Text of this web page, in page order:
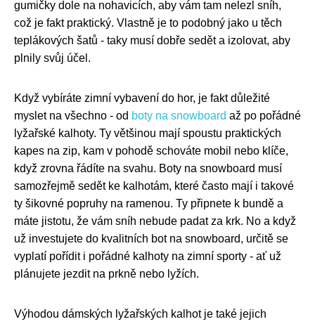
gumičky dole na nohavicích, aby vám tam nelezl sníh,
což je fakt praktický. Vlastně je to podobný jako u těch
teplákových šatů - taky musí dobře sedět a izolovat, aby
plnily svůj účel.
Když vybíráte zimní vybavení do hor, je fakt důležité
myslet na všechno - od boty na snowboard až po pořádné
lyžařské kalhoty. Ty většinou mají spoustu praktických
kapes na zip, kam v pohodě schováte mobil nebo klíče,
když zrovna řádíte na svahu. Boty na snowboard musí
samozřejmě sedět ke kalhotám, které často mají i takové
ty šikovné popruhy na ramenou. Ty připnete k bundě a
máte jistotu, že vám sníh nebude padat za krk. No a když
už investujete do kvalitních bot na snowboard, určitě se
vyplatí pořídit i pořádné kalhoty na zimní sporty - ať už
plánujete jezdit na prkně nebo lyžích.
Výhodou dámských lyžařských kalhot je také jejich